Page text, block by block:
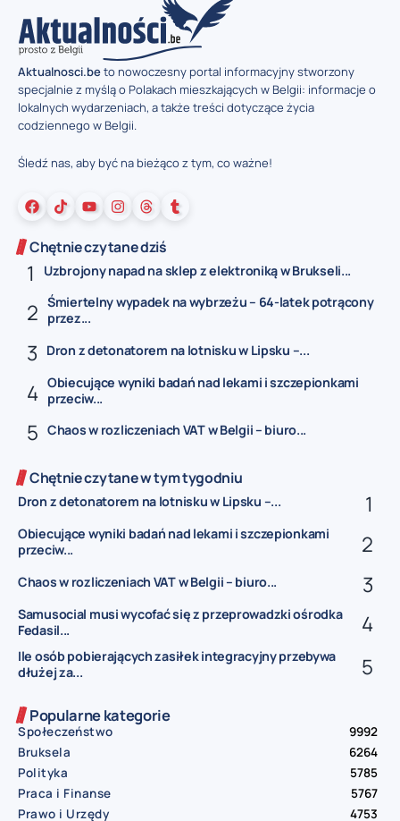
Aktualnosci.beto nowoczesny portal informacyjny stworzony
specjalnie z myślą o Polakach mieszkających w Belgii: informacje o
lokalnych wydarzeniach, a także treści dotyczące życia
codziennego w Belgii.
Śledź nas, aby być na bieżąco z tym, co ważne!
Chętnie czytane dziś
Uzbrojony napad na sklep z elektroniką w Brukseli...
Śmiertelny wypadek na wybrzeżu – 64-latek potrącony
przez...
Dron z detonatorem na lotnisku w Lipsku –...
Obiecujące wyniki badań nad lekami i szczepionkami
przeciw...
Chaos w rozliczeniach VAT w Belgii – biuro...
Chętnie czytane w tym tygodniu
Dron z detonatorem na lotnisku w Lipsku –...
Obiecujące wyniki badań nad lekami i szczepionkami
przeciw...
Chaos w rozliczeniach VAT w Belgii – biuro...
Samusocial musi wycofać się z przeprowadzki ośrodka
Fedasil...
Ile osób pobierających zasiłek integracyjny przebywa
dłużej za...
Popularne kategorie
Społeczeństwo
9992
Bruksela
6264
Polityka
5785
Praca i Finanse
5767
Prawo i Urzędy
4753